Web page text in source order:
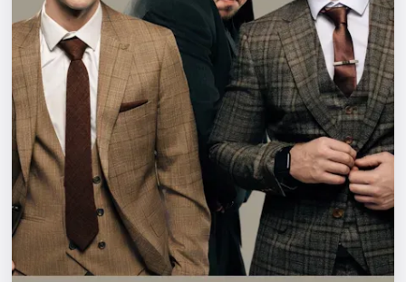
Города
Площадки
Артисты
Рейтинги